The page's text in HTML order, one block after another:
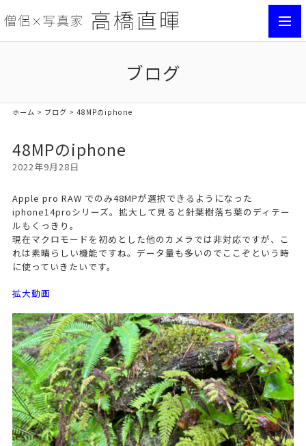
ブログ
ホーム > ブログ > 48MPのiphone
48MPのiphone
2022年9月28日
Apple pro RAW でのみ48MPが選択できるようになった
iphone14proシリーズ。拡大して見ると針葉樹落ち葉のディテー
ルもくっきり。
現在マクロモードを初めとした他のカメラでは非対応ですが、こ
れは素晴らしい機能ですね。データ量も多いのでここぞという時
に使っていきたいです。
拡大動画